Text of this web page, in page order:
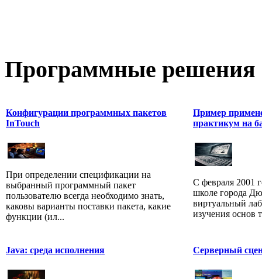
Программные решения
Конфигурации программных пакетов
InTouch
При определении спецификации на
выбранный программный пакет
пользователю всегда необходимо знать,
каковы варианты поставки пакета, какие
функции (ил...
Пример
практикум на
С февраля 2001
школе города
виртуальный
изучения основ
Java: среда исполнения Серверный